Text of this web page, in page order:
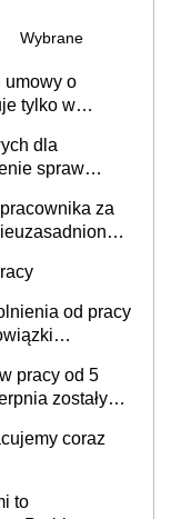
Wybrane
umowy o
tylko w
dla
spraw
za
od pracy
pracy od 5
zostały
coraz
to